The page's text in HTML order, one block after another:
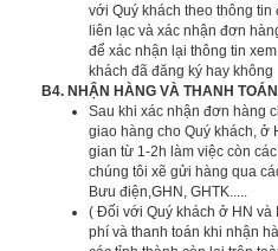
với Quý khách theo thông
liên lạc và xác nhận đơn
để xác nhận lại thông tin
khách đã đăng ký hay không
B4. NHẬN HÀNG VÀ THANH TOÁN
Sau khi xác nhận đơn hàng
giao hàng cho Quý khách, ở
gian từ 1-2h làm việc còn
chúng tôi xẽ gửi hàng qua
Bưu điện,GHN, GHTK.....
( Đối với Quý khách ở HN và
phí và thanh toán khi nhận